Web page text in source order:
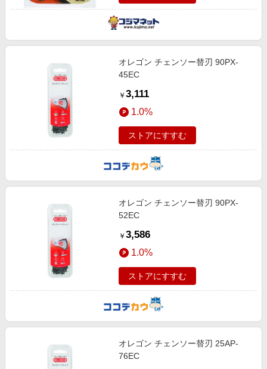
オレゴン チェンソー替刃 90PX-
45EC
￥ 3,111
1.0%
ストアにすすむ
オレゴン チェンソー替刃 90PX-
52EC
￥ 3,586
1.0%
ストアにすすむ
オレゴン チェンソー替刃 25AP-
76EC